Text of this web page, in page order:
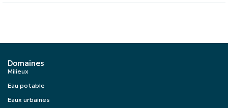
Domaines
Milieux
Eau potable
Eaux urbaines